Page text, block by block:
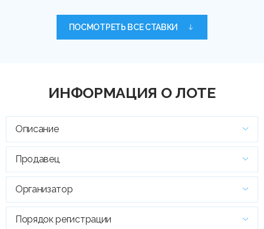
ПОСМОТРЕТЬ ВСЕ СТАВКИ
ИНФОРМАЦИЯ О ЛОТЕ
Описание
Продавец
Организатор
Порядок регистрации